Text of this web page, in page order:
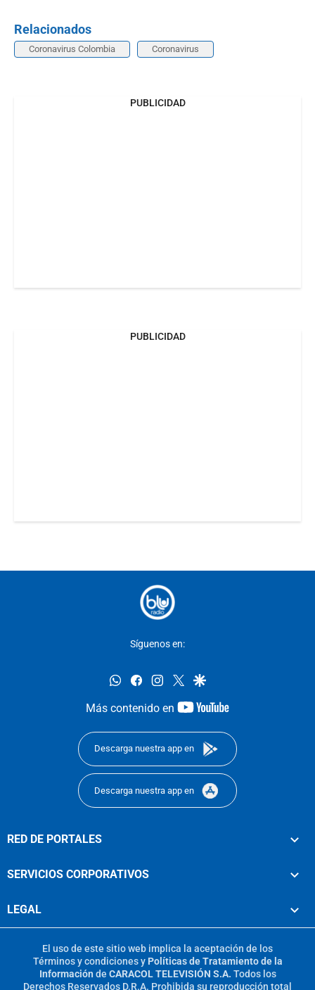
Relacionados
Coronavirus Colombia Coronavirus
PUBLICIDAD
PUBLICIDAD
Síguenos en:
whatsappfacebookinstagram
twittergoogle
Más contenido en
youtube-
Descarga nuestra app en
Descarga nuestra app en
RED DE PORTALES
SERVICIOS CORPORATIVOS
LEGAL
El uso de este sitio web implica la aceptación de los
Términos y condicionesy Políticas de Tratamiento de la
Información de CARACOL TELEVISIÓN S.A. Todos los
Derechos Reservados D.R.A. Prohibida su reproducción total